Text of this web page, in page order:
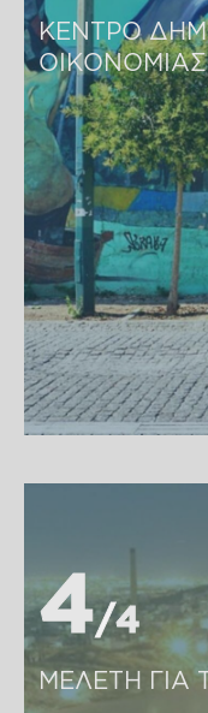
ΚΕΝΤΡΟ
4
4 4
4
ΜΕΛΕΤΗ